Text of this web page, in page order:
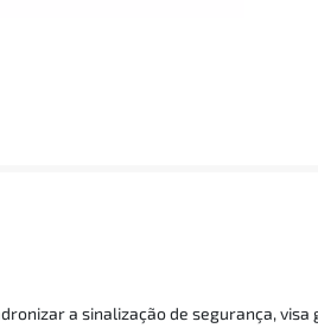
a sinalização de segurança,